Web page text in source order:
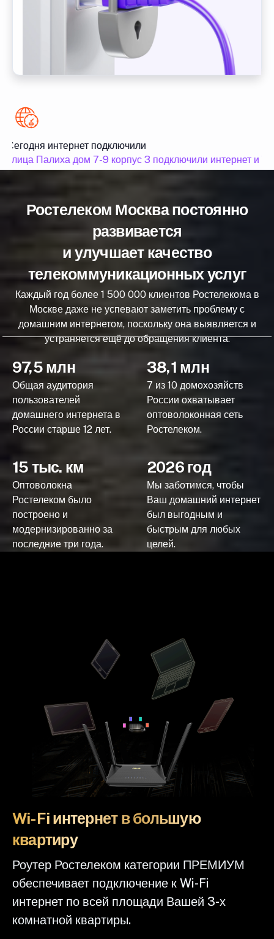
Сегодня интернет подключили
улица Палиха дом 7-9 корпус 3 подключили интернет и ТВ
Ростелеком Москва постоянно
развивается
и улучшает качество
телекоммуникационных услуг
Каждый год более 1 500 000 клиентов Ростелекома в
Москве даже не успевают заметить проблему с
домашним интернетом, поскольку она выявляется и
устраняется ещё до обращения клиента.
97,5 млн
Общая аудитория
пользователей
домашнего интернета в
России старше 12 лет.
38,1 млн
7 из 10 домохозяйств
России охватывает
оптоволоконная сеть
Ростелеком.
15 тыс. км
Оптоволокна
Ростелеком было
построено и
модернизированно за
последние три года.
2026 год
Мы заботимся, чтобы
Ваш домашний интернет
был выгодным и
быстрым для любых
целей.
Wi-Fi интернет в большую
квартиру
Роутер Ростелеком категории ПРЕМИУМ
обеспечивает подключение к Wi-Fi
интернет по всей площади Вашей 3-х
комнатной квартиры.